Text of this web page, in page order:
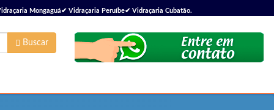
Mongaguá✔ Vidraçaria Peruíbe✔ Vidraçaria Cubatão.
Buscar